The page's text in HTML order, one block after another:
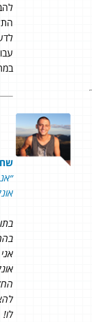
״
לו!